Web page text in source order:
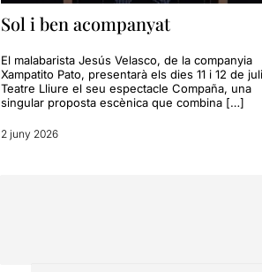
Sol i ben acompanyat
El malabarista Jesús Velasco, de la companyia
Xampatito Pato, presentarà els dies 11 i 12 de
Teatre Lliure el seu espectacle Compaña, una
singular proposta escènica que combina […]
2 juny 2026